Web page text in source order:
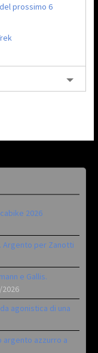
prossimo 6
2026
Argento per Zanotti
e Gallis.
agonistica di una
argento azzurro a